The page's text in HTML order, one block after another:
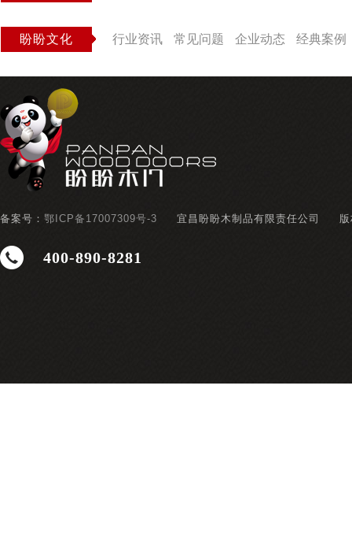
盼盼文化 行业资讯 常见问题 企业动态 经典案例
备案号： 鄂ICP备17007309号-3 宜昌盼盼木制品有限责任公司
400-890-8281